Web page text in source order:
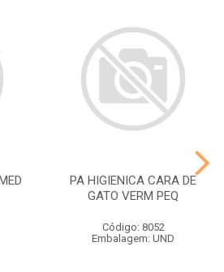
PA HIGIENICA CARA DE
GATO VERM PEQ
Código: 8052
Embalagem: UND